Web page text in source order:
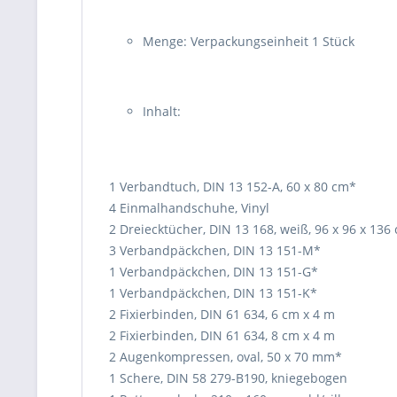
Menge: Verpackungseinheit 1 Stück
Inhalt:
1 Verbandtuch, DIN 13 152-A, 60 x 80 cm*
4 Einmalhandschuhe, Vinyl
2 Dreiecktücher, DIN 13 168, weiß, 96 x 96 x 136
3 Verbandpäckchen, DIN 13 151-M*
1 Verbandpäckchen, DIN 13 151-G*
1 Verbandpäckchen, DIN 13 151-K*
2 Fixierbinden, DIN 61 634, 6 cm x 4 m
2 Fixierbinden, DIN 61 634, 8 cm x 4 m
2 Augenkompressen, oval, 50 x 70 mm*
1 Schere, DIN 58 279-B190, kniegebogen